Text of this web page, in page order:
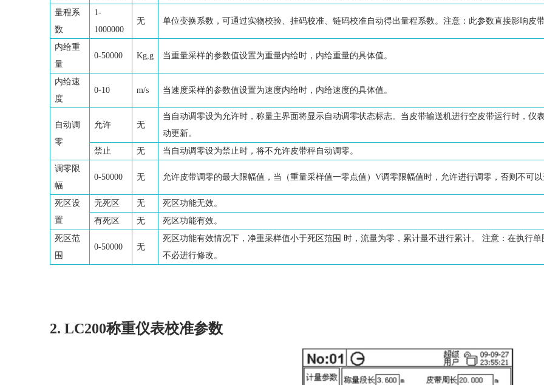
量程系
数
1-
1000000
无 单位变换系数，可通过实物校验、挂码校准、链码校准自动得出量程系数。注意：此参数直接影响皮
内给重
量
0-50000 Kg,g 当重量采样的参数值设置为重量内给时，内给重量的具体值。
内给速
度
0-10 m/s 当速度采样的参数值设置为速度内给时，内给速度的具体值。
自动调
零
允许 无
当自动调零设为允许时，称量主界面将显示自动调零状态标志。当皮带输送机进行空皮带运行时，仪
动更新。
禁止
无
当自动调零设为禁止时，将不允许皮带秤自动调零。
调零限
幅
0-50000 无 允许皮带调零的最大限幅值，当（重量采样值一零点值）V调零限幅值时，允许进行调零，否则不可以
死区设
置
无死区 无
死区功能无效。
有死区
无
死区功能有效。
死区范
围
0-50000 无
死区功能有效情况下，净重采样值小于死区范围 时，流量为零，累计量不进行累计。 注意：在执行
不必进行修改。
2. LC200称重仪表校准参数